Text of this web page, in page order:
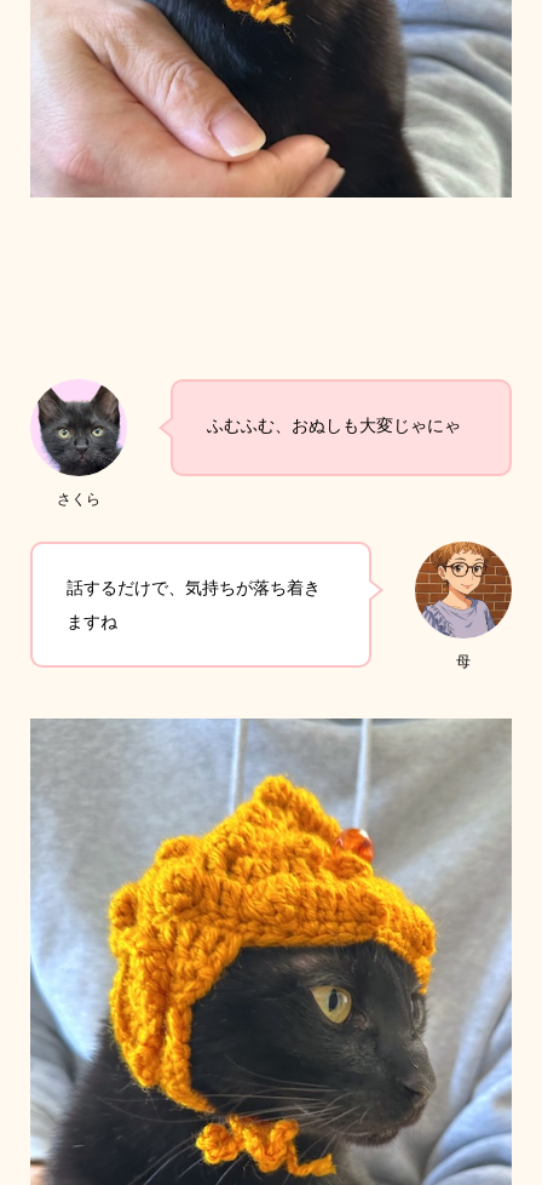
さくら
ふむふむ、おぬしも大変じゃにゃ
母
話するだけで、気持ちが落ち着き
ますね